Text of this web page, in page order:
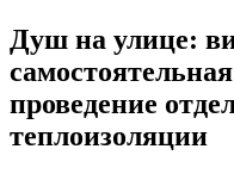
Душ на улице:
проведение
теплоизоляции